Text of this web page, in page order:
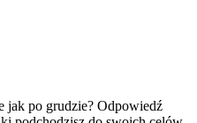
jak po grudzie? Odpowiedź